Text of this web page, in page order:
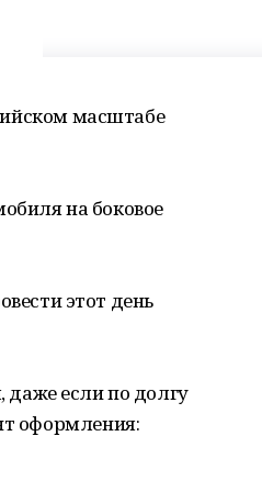
масштабе
на боковое
этот день
даже если по долгу
оформления: